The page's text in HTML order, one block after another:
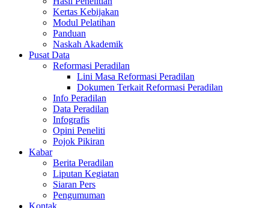
Kertas Kebijakan
Modul Pelatihan
Panduan
Naskah Akademik
Pusat Data
Reformasi Peradilan
Lini Masa Reformasi Peradilan
Dokumen Terkait Reformasi Peradilan
Info Peradilan
Data Peradilan
Infografis
Opini Peneliti
Pojok Pikiran
Kabar
Berita Peradilan
Liputan Kegiatan
Siaran Pers
Pengumuman
Kontak